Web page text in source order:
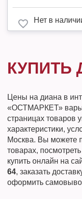
Нет в
КУПИТЬ
Цены на диана в
«ОСТМАРКЕТ»
страницах товаров
характеристики,
Москва. Вы можете
товарах,
купить онлайн на
64, заказать
оформить